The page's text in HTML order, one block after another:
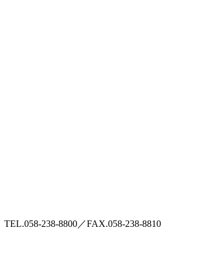
TEL.058-238-8800／FAX.058-238-8810